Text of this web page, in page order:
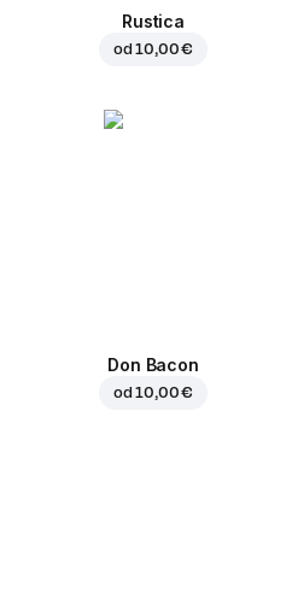
Rustica
od10,00 €
Don Bacon
od10,00 €